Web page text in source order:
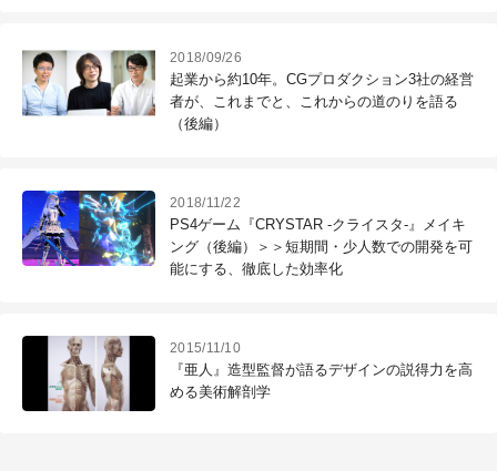
2018/09/26
起業から約10年。CGプロダクション3社の経営
者が、これまでと、これからの道のりを語る
（後編）
2018/11/22
PS4ゲーム『CRYSTAR -クライスタ-』メイキ
ング（後編）＞＞短期間・少人数での開発を可
能にする、徹底した効率化
2015/11/10
『亜人』造型監督が語るデザインの説得力を高
める美術解剖学